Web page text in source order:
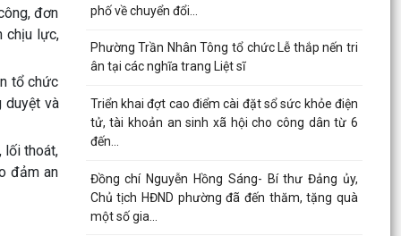
đơn
chịu lực,
tổ chức
duyệt và
lối thoát,
đảm an
phố về chuyển đổi...
Phường Trần Nhân Tông tổ chức Lễ thắp nến tri
ân tại các nghĩa trang Liệt sĩ
Triển khai đợt cao điểm cài đặt sổ sức khỏe điện
tử, tài khoản an sinh xã hội cho công dân từ 6
đến...
Đồng chí Nguyễn Hồng Sáng- Bí thư Đảng ủy,
Chủ tịch HĐND phường đã đến thăm, tặng quà
một số gia...